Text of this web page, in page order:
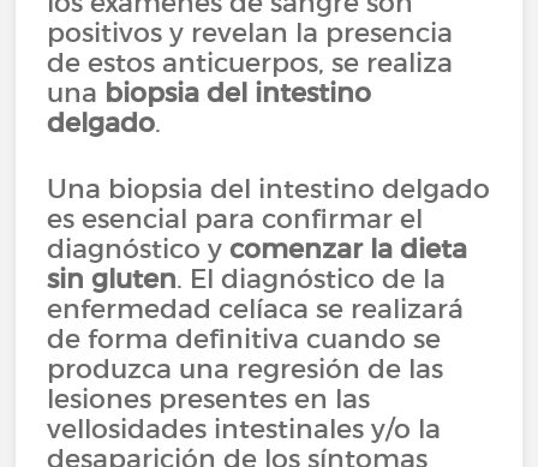
positivos y revelan la presencia
de estos anticuerpos, se realiza
una biopsia del intestino
delgado.
Una biopsia del intestino delgado
es esencial para confirmar el
diagnóstico ycomenzar la dieta
sin gluten. El diagnóstico de la
enfermedad celíaca se realizará
de forma definitiva cuando se
produzca una regresión de las
lesiones presentes en las
vellosidades intestinales y/o la
desaparición de los síntomas